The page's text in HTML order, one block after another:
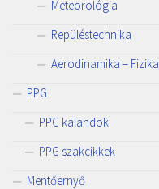
Meteorológia
Repüléstechnika
Aerodinamika – Fizika
PPG
PPG kalandok
PPG szakcikkek
Mentőernyő